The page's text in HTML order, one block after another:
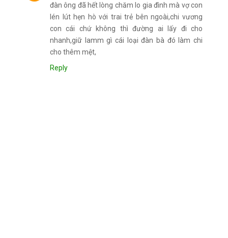
đàn ông đã hết lòng chăm lo gia đình mà vợ con
lén lút hẹn hò với trai trẻ bên ngoài,chi vương
con cái chứ không thì đường ai lấy đi cho
nhanh,giữ lamm gì cái loại đàn bà đó làm chi
cho thêm mệt,
Reply